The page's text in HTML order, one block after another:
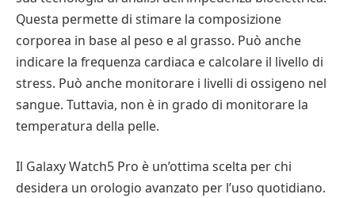
Questa permette di stimare la composizione
corporea in base al peso e al grasso. Può anche
indicare la frequenza cardiaca e calcolare il livello di
stress. Può anche monitorare i livelli di ossigeno nel
sangue. Tuttavia, non è in grado di monitorare la
temperatura della pelle.
Il Galaxy Watch5 Pro è un’ottima scelta per chi
desidera un orologio avanzato per l’uso quotidiano.